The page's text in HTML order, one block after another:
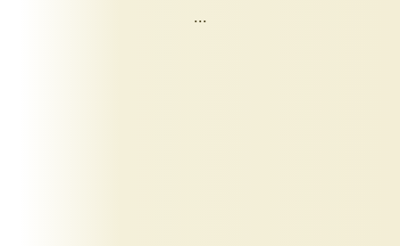
...